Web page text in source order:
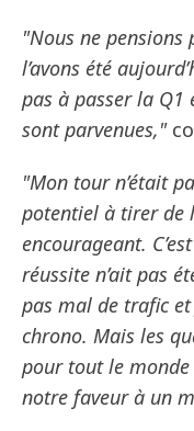
"Nous ne pensions
l’avons été
pas à passer la
sont parvenues,"
"Mon tour n’était
potentiel à tirer de
encourageant.
réussite n’ait pas
pas mal de trafic
chrono. Mais les
pour tout le
notre faveur à un